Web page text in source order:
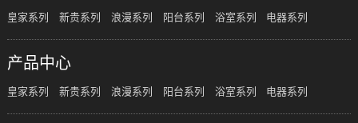
皇家系列 新贵系列 浪漫系列 阳台系列 浴室系列 电器系列
产品中心
皇家系列 新贵系列 浪漫系列 阳台系列 浴室系列 电器系列